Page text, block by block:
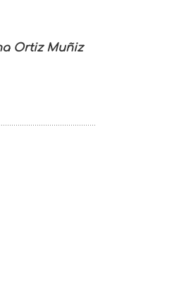
Ortiz Muñiz